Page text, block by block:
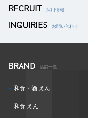
採用情報
お問い合わせ
店舗一覧
和食・酒 えん
和食 えん